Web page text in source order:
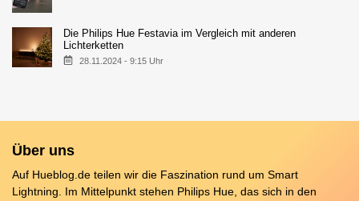
Die Philips Hue Festavia im Vergleich mit anderen
Lichterketten
28.11.2024 - 9:15 Uhr
Über uns
Auf Hueblog.de teilen wir die Faszination rund um Smart
Lightning. Im Mittelpunkt stehen Philips Hue, das sich in den